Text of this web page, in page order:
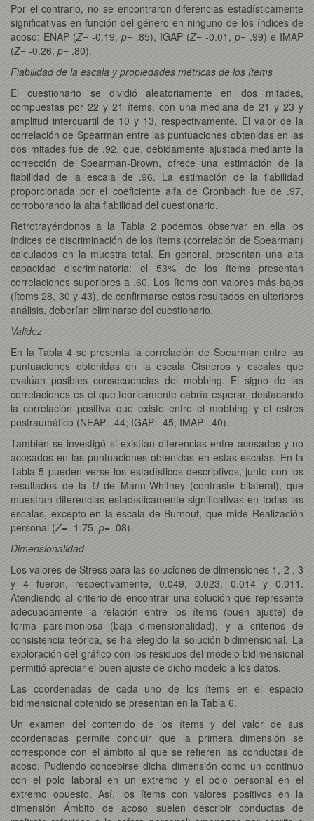
Por el contrario, no se encontraron diferencias estadísticamente
significativas en función del género en ninguno de los índices de
acoso: ENAP (Z= -0.19, p= .85), IGAP (Z= -0.01, p= .99) e IMAP
(Z= -0.26, p= .80).
Fiabilidad de la escala y propiedades métricas de los ítems
El cuestionario se dividió aleatoriamente en dos mitades,
compuestas por 22 y 21 ítems, con una mediana de 21 y 23 y
amplitud intercuartil de 10 y 13, respectivamente. El valor de la
correlación de Spearman entre las puntuaciones obtenidas en las
dos mitades fue de .92, que, debidamente ajustada mediante la
corrección de Spearman-Brown, ofrece una estimación de la
fiabilidad de la escala de .96. La estimación de la fiabilidad
proporcionada por el coeficiente alfa de Cronbach fue de .97,
corroborando la alta fiabilidad del cuestionario.
Retrotrayéndonos a la Tabla 2 podemos observar en ella los
índices de discriminación de los ítems (correlación de Spearman)
calculados en la muestra total. En general, presentan una alta
capacidad discriminatoria: el 53% de los ítems presentan
correlaciones superiores a .60. Los ítems con valores más bajos
(ítems 28, 30 y 43), de confirmarse estos resultados en ulteriores
análisis, deberían eliminarse del cuestionario.
Validez
En la Tabla 4 se presenta la correlación de Spearman entre las
puntuaciones obtenidas en la escala Cisneros y escalas que
evalúan posibles consecuencias del mobbing. El signo de las
correlaciones es el que teóricamente cabría esperar, destacando
la correlación positiva que existe entre el mobbing y el estrés
postraumático (NEAP: .44; IGAP: .45; IMAP: .40).
También se investigó si existían diferencias entre acosados y no
acosados en las puntuaciones obtenidas en estas escalas. En la
Tabla 5 pueden verse los estadísticos descriptivos, junto con los
resultados de la Ude Mann-Whitney (contraste bilateral), que
muestran diferencias estadísticamente significativas en todas las
escalas, excepto en la escala de Burnout, que mide Realización
personal (Z= -1.75, p= .08).
Dimensionalidad
Los valores de Stress para las soluciones de dimensiones 1, 2 , 3
y 4 fueron, respectivamente, 0.049, 0.023, 0.014 y 0.011.
Atendiendo al criterio de encontrar una solución que represente
adecuadamente la relación entre los ítems (buen ajuste) de
forma parsimoniosa (baja dimensionalidad), y a criterios de
consistencia teórica, se ha elegido la solución bidimensional. La
exploración del gráfico con los residuos del modelo bidimensional
permitió apreciar el buen ajuste de dicho modelo a los datos.
Las coordenadas de cada uno de los ítems en el espacio
bidimensional obtenido se presentan en la Tabla 6.
Un examen del contenido de los ítems y del valor de sus
coordenadas permite concluir que la primera dimensión se
corresponde con el ámbito al que se refieren las conductas de
acoso. Pudiendo concebirse dicha dimensión como un continuo
con el polo laboral en un extremo y el polo personal en el
extremo opuesto. Así, los ítems con valores positivos en la
dimensión Ámbito de acoso suelen describir conductas de